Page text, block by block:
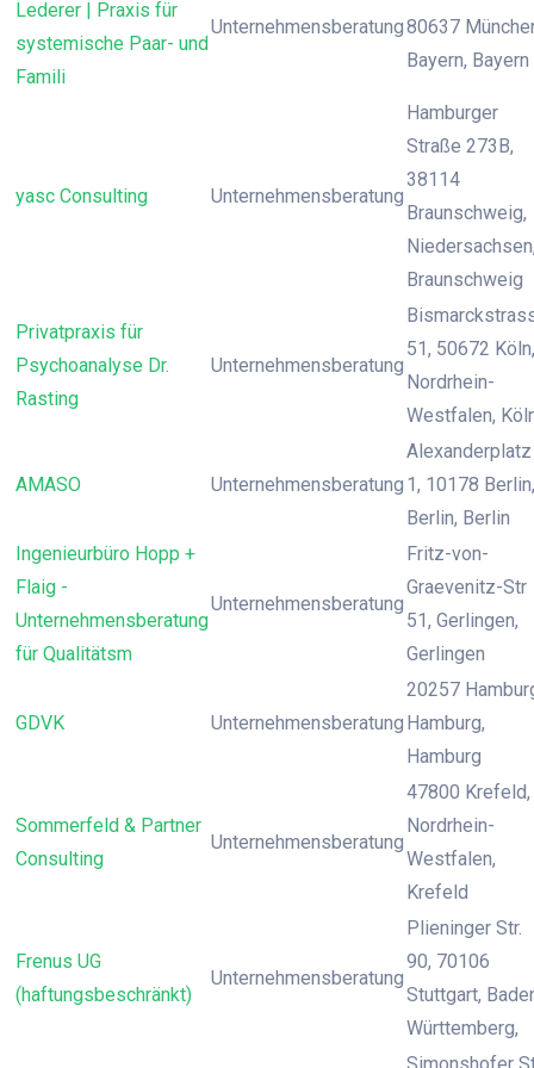
Lederer | Praxis für
systemische Paar- und
Famili
Unternehmensberatung80637
Bayern, Bayern
yasc Consulting Unternehmensberatung
Hamburger
Straße 273B,
38114
Braunschweig,
Braunschweig
Privatpraxis für
Psychoanalyse Dr.
Rasting
Unternehmensberatung
51, 50672 Köln,
Nordrhein-
Westfalen,
AMASO Unternehmensberatung
Alexanderplatz
1, 10178 Berlin,
Berlin, Berlin
Ingenieurbüro Hopp +
Flaig -
Unternehmensberatung
für Qualitätsm
Unternehmensberatung
Fritz-von-
Graevenitz-Str
51, Gerlingen,
Gerlingen
GDVK Unternehmensberatung
20257
Hamburg,
Hamburg
Sommerfeld & Partner
Consulting
Unternehmensberatung
47800 Krefeld,
Nordrhein-
Westfalen,
Krefeld
Frenus UG
(haftungsbeschränkt)
Unternehmensberatung
Plieninger Str.
90, 70106
Stuttgart,
Württemberg,